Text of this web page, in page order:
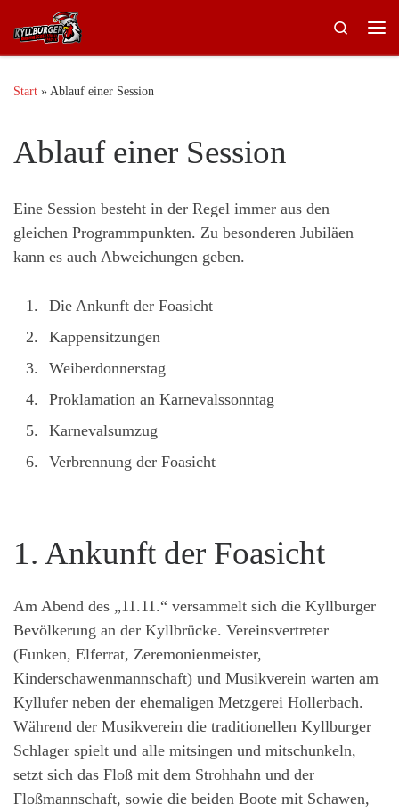
Zum Inhalt springen
Search
Start » Ablauf einer Session
Ablauf einer Session
Eine Session besteht in der Regel immer aus den
gleichen Programmpunkten. Zu besonderen Jubiläen
kann es auch Abweichungen geben.
Die Ankunft der Foasicht
Kappensitzungen
Weiberdonnerstag
Proklamation an Karnevalssonntag
Karnevalsumzug
Verbrennung der Foasicht
1. Ankunft der Foasicht
Am Abend des „11.11.“ versammelt sich die Kyllburger
Bevölkerung an der Kyllbrücke. Vereinsvertreter
(Funken, Elferrat, Zeremonienmeister,
Kinderschawenmannschaft) und Musikverein warten am
Kyllufer neben der ehemaligen Metzgerei Hollerbach.
Während der Musikverein die traditionellen Kyllburger
Schlager spielt und alle mitsingen und mitschunkeln,
setzt sich das Floß mit dem Strohhahn und der
Floßmannschaft, sowie die beiden Boote mit Schawen,